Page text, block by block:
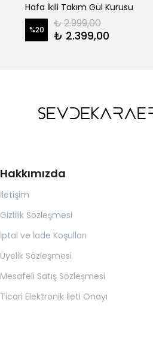
Hafa İkili Takım Gül Kurusu
%20 ₺ 2.999,00
₺ 2.399,00
Hakkımızda
İletişim
Gizlilik Sözleşmesi
İptal ve İade Koşulları
Üyelik Sözleşmesi
Mesafeli Satış Sözleşmesi
Ticari Elektronik İleti Onayı